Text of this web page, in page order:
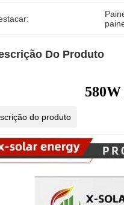
Do Produto
do produto